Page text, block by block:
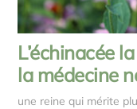
L’échinacée
la médecine
une reine qui mérite